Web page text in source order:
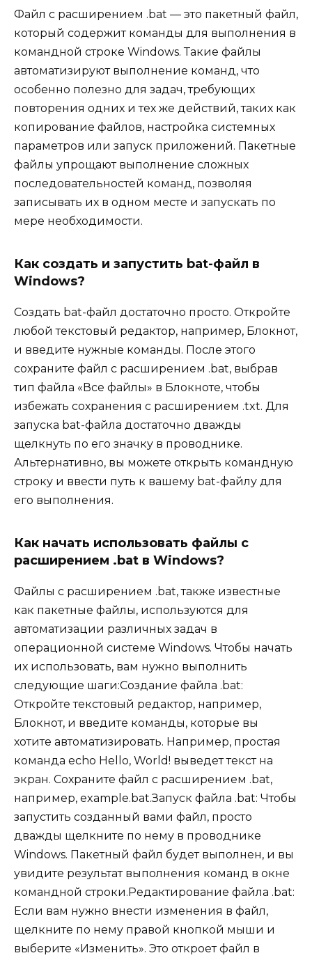
Файл с расширением .bat — это пакетный файл,
который содержит команды для выполнения в
командной строке Windows. Такие файлы
автоматизируют выполнение команд, что
особенно полезно для задач, требующих
повторения одних и тех же действий, таких как
копирование файлов, настройка системных
параметров или запуск приложений. Пакетные
файлы упрощают выполнение сложных
последовательностей команд, позволяя
записывать их в одном месте и запускать по
мере необходимости.
Как создать и запустить bat-файл в
Windows?
Создать bat-файл достаточно просто. Откройте
любой текстовый редактор, например, Блокнот,
и введите нужные команды. После этого
сохраните файл с расширением .bat, выбрав
тип файла «Все файлы» в Блокноте, чтобы
избежать сохранения с расширением .txt. Для
запуска bat-файла достаточно дважды
щелкнуть по его значку в проводнике.
Альтернативно, вы можете открыть командную
строку и ввести путь к вашему bat-файлу для
его выполнения.
Как начать использовать файлы с
расширением .bat в Windows?
Файлы с расширением .bat, также известные
как пакетные файлы, используются для
автоматизации различных задач в
операционной системе Windows. Чтобы начать
их использовать, вам нужно выполнить
следующие шаги:Создание файла .bat:
Откройте текстовый редактор, например,
Блокнот, и введите команды, которые вы
хотите автоматизировать. Например, простая
команда echo Hello, World! выведет текст на
экран. Сохраните файл с расширением .bat,
например, example.bat.Запуск файла .bat: Чтобы
запустить созданный вами файл, просто
дважды щелкните по нему в проводнике
Windows. Пакетный файл будет выполнен, и вы
увидите результат выполнения команд в окне
командной строки.Редактирование файла .bat:
Если вам нужно внести изменения в файл,
щелкните по нему правой кнопкой мыши и
выберите «Изменить». Это откроет файл в